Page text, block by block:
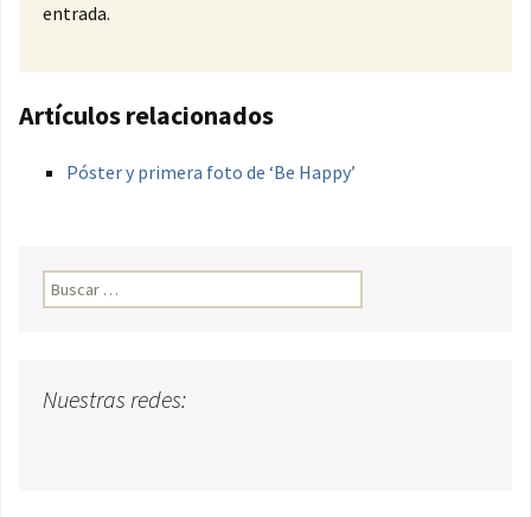
entrada.
Artículos relacionados
Póster y primera foto de ‘Be Happy’
Buscar:
Nuestras redes: